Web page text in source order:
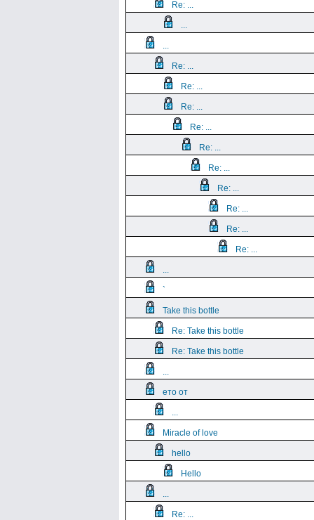
Re: ...
...
...
Re: ...
Re: ...
Re: ...
Re: ...
Re: ...
Re: ...
Re: ...
Re: ...
Re: ...
Re: ...
...
`
Take this bottle
Re: Take this bottle
Re: Take this bottle
...
ето от
...
Miracle of love
hello
Hello
...
Re: ...